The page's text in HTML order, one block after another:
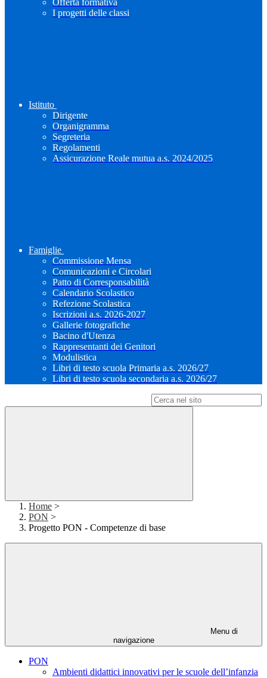
Offerta formativa
I progetti delle classi
Istituto
Dirigente
Organigramma
Segreteria
Regolamenti
Assicurazione Reale mutua a.s. 2024/2025
Famiglie
Commissione Mensa
Comunicazioni e Circolari
Patto di Corresponsabilità
Calendario Scolastico
Refezione Scolastica
Iscrizioni a.s. 2026-2027
Gallerie fotografiche
Bacino d'Utenza
Rappresentanti dei Genitori
Modulistica
Libri di testo scuola Primaria a.s. 2026/27
Libri di testo scuola secondaria a.s. 2026/27
Home >
PON >
Progetto PON - Competenze di base
Menu di
navigazione
PON
Ambienti didattici innovativi per le scuole dell’infanzia